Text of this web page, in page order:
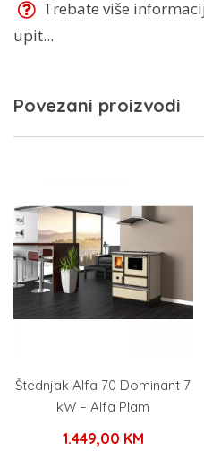
Trebate više
upit...
Povezani proizvodi
Štednjak Alfa 70 Dominant 7
kW – Alfa Plam
1.449,00 KM